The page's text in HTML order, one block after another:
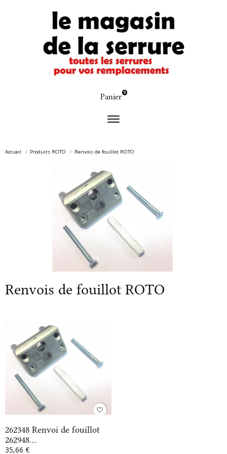
Panier 0
Accueil Produits ROTO Renvois de fouillot ROTO
Renvois de fouillot ROTO
favorite_border
262348 Renvoi de fouillot
262948...
35,66 €